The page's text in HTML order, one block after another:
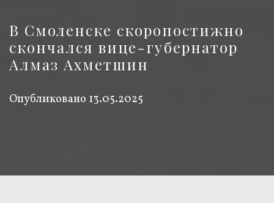
В Смоленске скоропостижно
скончался вице-губернатор
Алмаз Ахметшин
Опубликовано 13.05.2025